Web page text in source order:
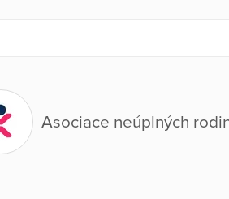
Asociace neúplných